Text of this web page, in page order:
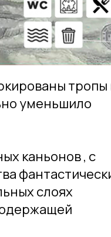
тропы
уменьшило
каньонов , с
слоях